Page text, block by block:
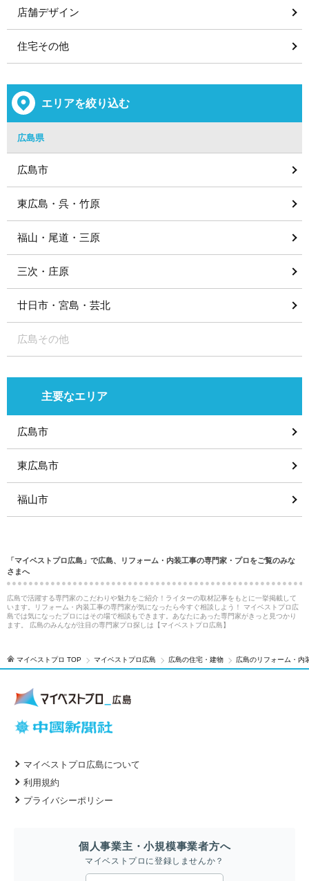
店舗デザイン
住宅その他
エリアを絞り込む
広島県
広島市
東広島・呉・竹原
福山・尾道・三原
三次・庄原
廿日市・宮島・芸北
広島その他
主要なエリア
広島市
東広島市
福山市
「マイベストプロ広島」で広島、リフォーム・内装工事の専門家・プロをご覧のみな
さまへ
広島で活躍する専門家のこだわりや魅力をご紹介！ライターの取材記事をもとに一挙掲載して
います。リフォーム・内装工事の専門家が気になったら今すぐ相談しよう！ マイベストプロ広
島では気になったプロにはその場で相談もできます。あなたにあった専門家がきっと見つかり
ます。 広島のみんなが注目の専門家プロ探しは【マイベストプロ広島】
マイベストプロ TOP マイベストプロ広島 広島の住宅・建物 広島のリフォーム・内
マイベストプロ広島について
利用規約
プライバシーポリシー
個人事業主・小規模事業者方へ
マイベストプロに登録しませんか？